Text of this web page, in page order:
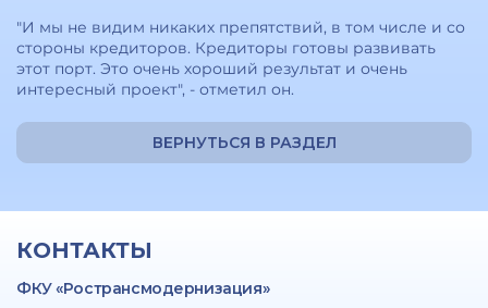
"И мы не видим никаких препятствий, в том числе и со
стороны кредиторов. Кредиторы готовы развивать
этот порт. Это очень хороший результат и очень
интересный проект", - отметил он.
ВЕРНУТЬСЯ В РАЗДЕЛ
КОНТАКТЫ
ФКУ «Ространсмодернизация»